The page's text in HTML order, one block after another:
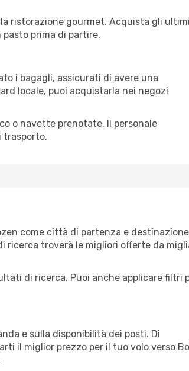
ristorazione gourmet. Acquista gli ultimi
prima di partire.
i bagagli, assicurati di avere una
locale, puoi acquistarla nei negozi
o navette prenotate. Il personale
trasporto.
come città di partenza e
ricerca troverà le migliori offerte da
di ricerca. Puoi anche applicare filtri
e sulla disponibilità dei posti. Di
il miglior prezzo per il tuo volo verso